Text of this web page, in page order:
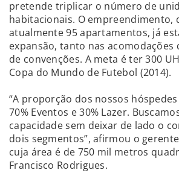
pretende triplicar o número de
habitacionais. O empreendimento,
atualmente 95 apartamentos, já
expansão, tanto nas
de convenções. A meta é ter 300
Copa do Mundo de Futebol (2014).
“A proporção dos nossos
70% Eventos e 30% Lazer.
capacidade sem deixar de lado o
dois segmentos”, afirmou o
cuja área é de 750 mil metros
Francisco Rodrigues.